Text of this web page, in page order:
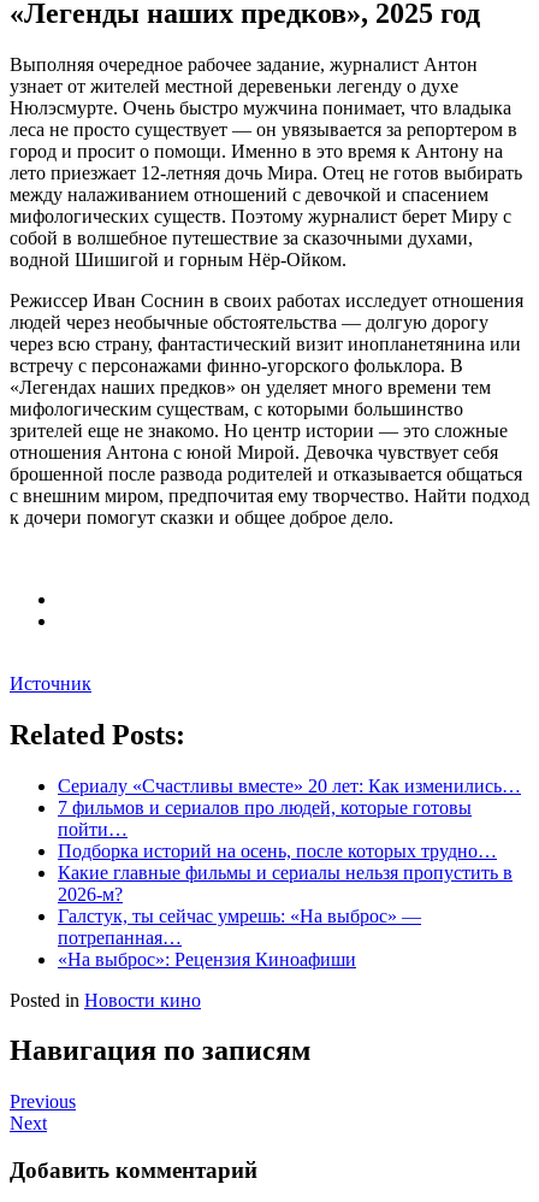
«Легенды наших предков», 2025 год
Выполняя очередное рабочее задание, журналист Антон
узнает от жителей местной деревеньки легенду о духе
Нюлэсмурте. Очень быстро мужчина понимает, что владыка
леса не просто существует — он увязывается за репортером в
город и просит о помощи. Именно в это время к Антону на
лето приезжает 12-летняя дочь Мира. Отец не готов выбирать
между налаживанием отношений с девочкой и спасением
мифологических существ. Поэтому журналист берет Миру с
собой в волшебное путешествие за сказочными духами,
водной Шишигой и горным Нёр-Ойком.
Режиссер Иван Соснин в своих работах исследует отношения
людей через необычные обстоятельства — долгую дорогу
через всю страну, фантастический визит инопланетянина или
встречу с персонажами финно-угорского фольклора. В
«Легендах наших предков» он уделяет много времени тем
мифологическим существам, с которыми большинство
зрителей еще не знакомо. Но центр истории — это сложные
отношения Антона с юной Мирой. Девочка чувствует себя
брошенной после развода родителей и отказывается общаться
с внешним миром, предпочитая ему творчество. Найти подход
к дочери помогут сказки и общее доброе дело.
Источник
Related Posts:
Сериалу «Счастливы вместе» 20 лет: Как изменились…
7 фильмов и сериалов про людей, которые готовы
пойти…
Подборка историй на осень, после которых трудно…
Какие главные фильмы и сериалы нельзя пропустить в
2026-м?
Галстук, ты сейчас умрешь: «На выброс» —
потрепанная…
«На выброс»: Рецензия Киноафиши
Posted in Новости кино
Навигация по записям
Previous
Next
Добавить комментарий